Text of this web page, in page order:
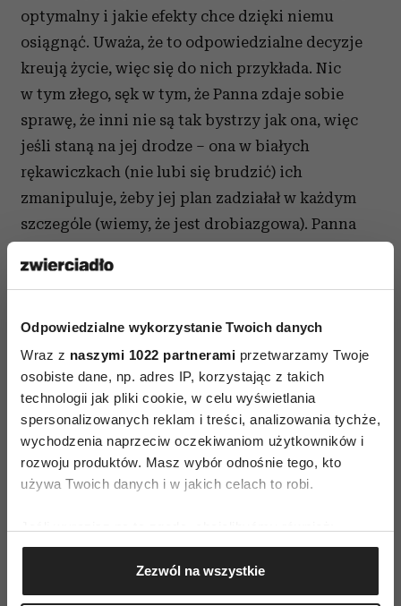
Odpowiedzialne wykorzystanie Twoich danych
Wraz z naszymi 1022 partnerami przetwarzamy Twoje
osobiste dane, np. adres IP, korzystając z takich
technologii jak pliki cookie, w celu wyświetlania
spersonalizowanych reklam i treści, analizowania tychże,
wychodzenia naprzeciw oczekiwaniom użytkowników i
rozwoju produktów. Masz wybór odnośnie tego, kto
używa Twoich danych i w jakich celach to robi.
Gromadzić dane dotyczące Twojej lokalizacji
geograficznej z dokładnością nawet do kilku metrów
Identyfikować Twoje urządzenie, aktywnie
Zezwól na wszystkie
optymalny i jakie efekty chce dzięki niemu
osiągnąć. Uważa, że to odpowiedzialne decyzje
kreują życie, więc się do nich przykłada. Nic
w tym złego, sęk w tym, że Panna zdaje sobie
sprawę, że inni nie są tak bystrzy jak ona, więc
jeśli staną na jej drodze – ona w białych
rękawiczkach (nie lubi się brudzić) ich
zmanipuluje, żeby jej plan zadziałał w każdym
szczególe (wiemy, że jest drobiazgowa). Panna
życie, ale i innych, a ci inni mogą się nie
Waga – kłamstewka
Waga, która w potocznym rozumieniu jest
uosobieniem sprawiedliwości? Otóż tak, taka
jest, kiedy mediuje między dwiema osobami, jeśli
zaś chodzi o nią samą – potrafi wybrać ścieżkę na
ona sama i jej wygoda, po drugie – co się wiąże
z pierwszym – za nic nie chce tracić spokoju.
Pragnie żyć w świecie ładnym i harmonijnym,